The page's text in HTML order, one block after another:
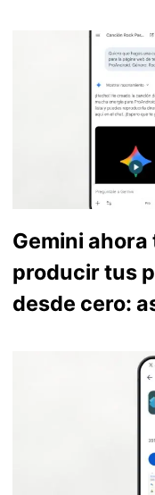
Gemini
producir tus
desde cero: